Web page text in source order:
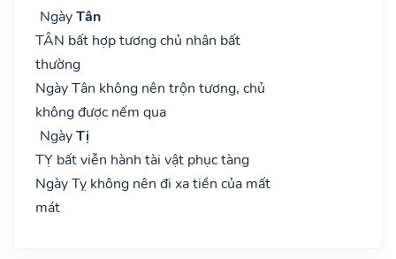
NgàyTân
TÂN bất hợp tương chủ nhân bất
thường
Ngày Tân không nên trộn tương, chủ
không được nếm qua
NgàyTị
TỴ bất viễn hành tài vật phục tàng
Ngày Tỵ không nên đi xa tiền của mất
mát